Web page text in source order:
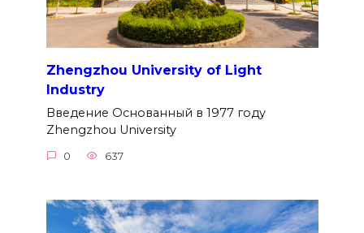
Zhengzhou University of Light
Industry
Введение Основанный в 1977 году
Zhengzhou University
0 637